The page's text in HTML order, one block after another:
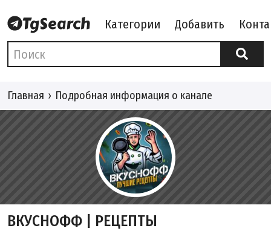
Категории Добавить
Главная Подробная информация о канале
ВКУСНОФФ | РЕЦЕПТЫ